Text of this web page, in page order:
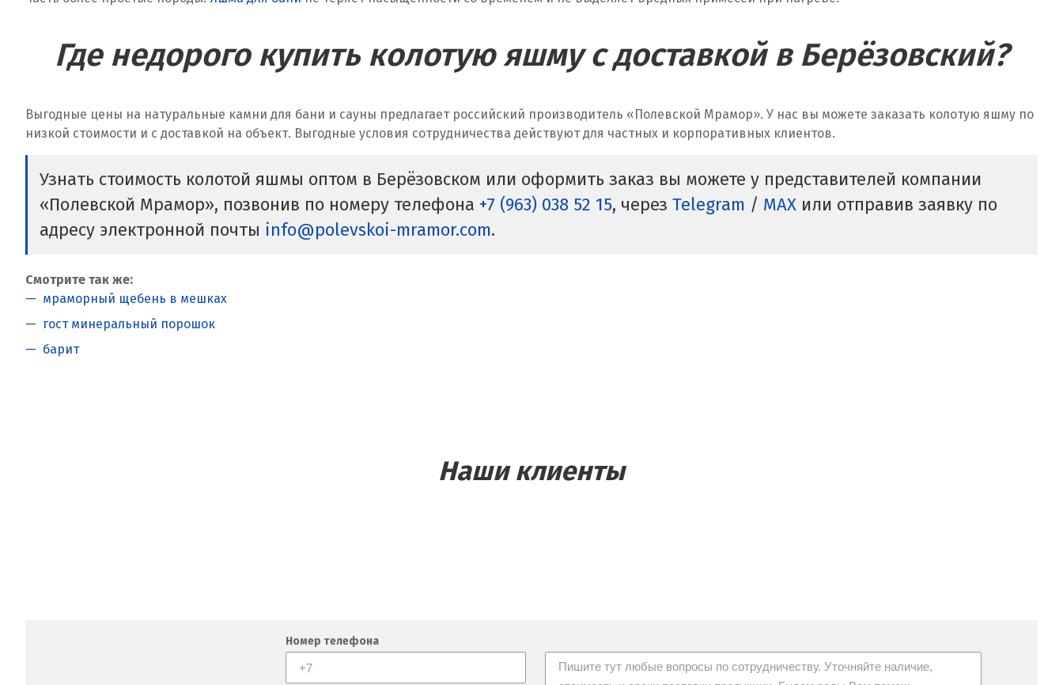
Где недорого купить колотую яшму с доставкой в Берёзовский?
Выгодные цены на натуральные камни для бани и сауны предлагает российский производитель «Полевской Мрамор». У нас вы можете заказать колотую яшму по
низкой стоимости и с доставкой на объект. Выгодные условия сотрудничества действуют для частных и корпоративных клиентов.
Узнать стоимость колотой яшмы оптом в Берёзовском или оформить заказ вы можете у представителей компании
«Полевской Мрамор», позвонив по номеру телефона +7 (963) 038 52 15, через Telegram / MAX или отправив заявку по
адресу электронной почты info@polevskoi-mramor.com.
Смотрите так же:
мраморный щебень в мешках
гост минеральный порошок
барит
Наши клиенты
Номер телефона